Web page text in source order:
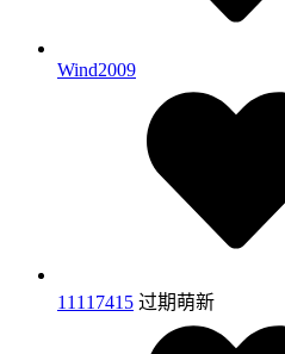
Wind2009
11117415 过期萌新